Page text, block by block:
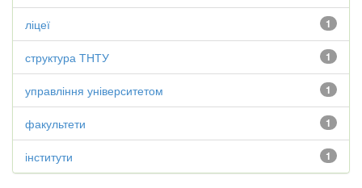
1
ліцеї
1
структура ТНТУ
1
управління університетом
1
факультети
1
інститути